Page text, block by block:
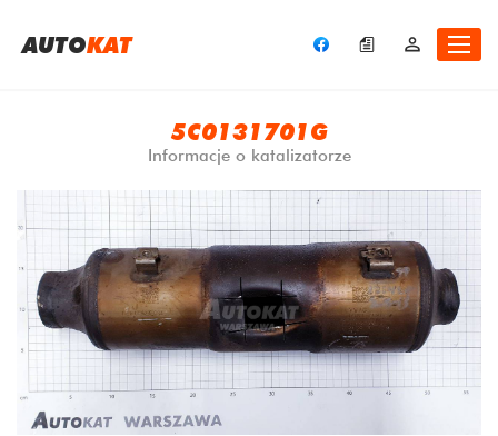
AUTOKAT
5C0131701G
Informacje o katalizatorze